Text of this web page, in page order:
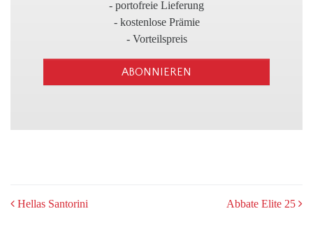
- portofreie Lieferung
- kostenlose Prämie
- Vorteilspreis
ABONNIEREN
POST
Hellas Santorini Abbate Elite 25